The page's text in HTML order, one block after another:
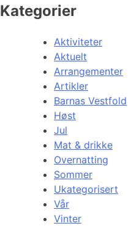
Kategorier
Aktiviteter
Aktuelt
Arrangementer
Artikler
Barnas Vestfold
Høst
Jul
Mat & drikke
Overnatting
Sommer
Ukategorisert
Vår
Vinter